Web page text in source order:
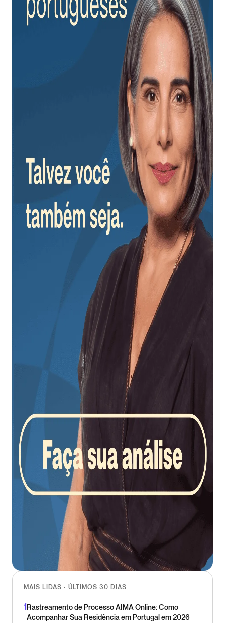
MAIS LIDAS · ÚLTIMOS 30 DIAS
1Rastreamento de Processo AIMA Online: Como
Acompanhar Sua Residência em Portugal em 2026